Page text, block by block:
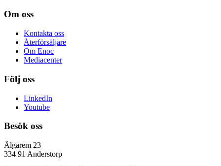
Om oss
Kontakta oss
Återförsäljare
Om Enoc
Mediacenter
Följ oss
LinkedIn
Youtube
Besök oss
Älgarem 23
334 91 Anderstorp